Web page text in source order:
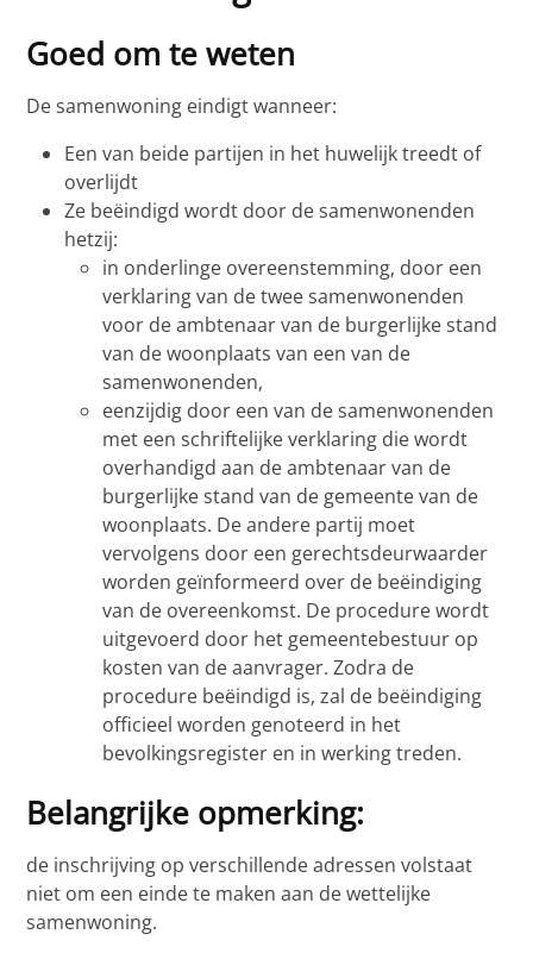
Goed om te weten
De samenwoning eindigt wanneer:
Een van beide partijen in het huwelijk treedt of
overlijdt
Ze beëindigd wordt door de samenwonenden
hetzij:
in onderlinge overeenstemming, door een
verklaring van de twee samenwonenden
voor de ambtenaar van de burgerlijke stand
van de woonplaats van een van de
samenwonenden,
eenzijdig door een van de samenwonenden
met een schriftelijke verklaring die wordt
overhandigd aan de ambtenaar van de
burgerlijke stand van de gemeente van de
woonplaats. De andere partij moet
vervolgens door een gerechtsdeurwaarder
worden geïnformeerd over de beëindiging
van de overeenkomst. De procedure wordt
uitgevoerd door het gemeentebestuur op
kosten van de aanvrager. Zodra de
procedure beëindigd is, zal de beëindiging
officieel worden genoteerd in het
bevolkingsregister en in werking treden.
Belangrijke opmerking:
de inschrijving op verschillende adressen volstaat
niet om een einde te maken aan de wettelijke
samenwoning.